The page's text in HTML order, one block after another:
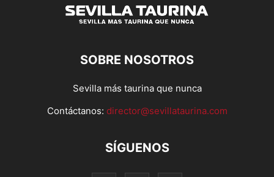
SOBRE NOSOTROS
Sevilla más taurina que nunca
Contáctanos: director@sevillataurina.com
SÍGUENOS